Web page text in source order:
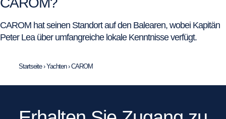
CAROM hat seinen Standort auf den Balearen, wobei Kapitän
Peter Lea über umfangreiche lokale Kenntnisse verfügt.
Startseite›Yachten›CAROM